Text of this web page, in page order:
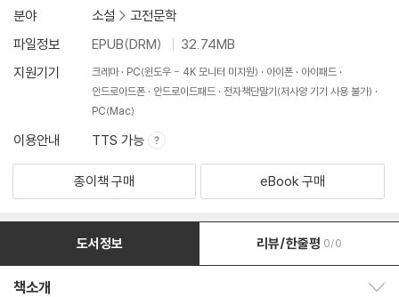
분야 소설 > 고전문학
파일정보
EPUB(DRM)
32.74MB
지원기기
크레마 PC(윈도우 - 4K 모니터 미지원) 아이폰
아이패드
안드로이드폰
안드로이드패드
전자책단말기(저사양 기기 사용 불가)
PC(Mac)
이용안내 TTS 가능
종이책 구매 eBook 구매
도서정보 리뷰/한줄평 0/0
책소개